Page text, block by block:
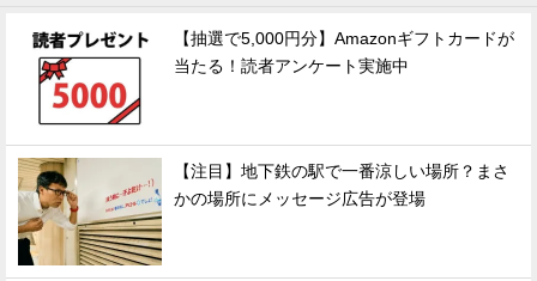
【抽選で5,000円分】Amazonギフトカードが
当たる！読者アンケート実施中
【注目】地下鉄の駅で一番涼しい場所？まさ
かの場所にメッセージ広告が登場